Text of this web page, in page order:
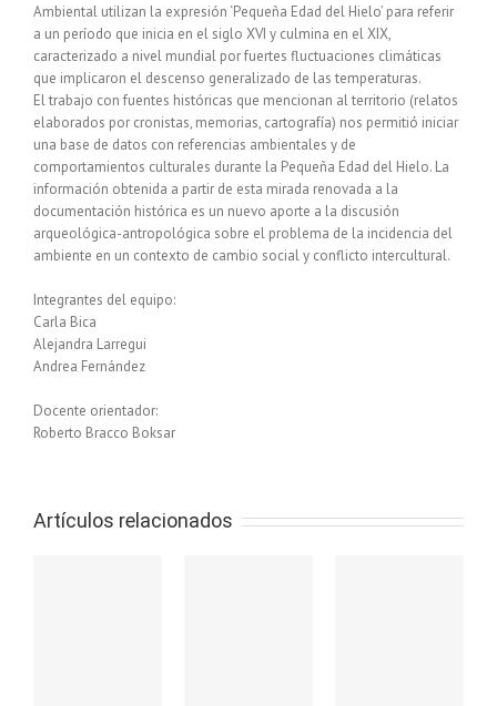
Ambiental utilizan la expresión ‘Pequeña Edad del Hielo’ para referir
a un período que inicia en el siglo XVI y culmina en el XIX,
caracterizado a nivel mundial por fuertes fluctuaciones climáticas
que implicaron el descenso generalizado de las temperaturas.
El trabajo con fuentes históricas que mencionan al territorio (relatos
elaborados por cronistas, memorias, cartografía) nos permitió iniciar
una base de datos con referencias ambientales y de
comportamientos culturales durante la Pequeña Edad del Hielo. La
información obtenida a partir de esta mirada renovada a la
documentación histórica es un nuevo aporte a la discusión
arqueológica-antropológica sobre el problema de la incidencia del
ambiente en un contexto de cambio social y conflicto intercultural.
Integrantes del equipo:
Carla Bica
Alejandra Larregui
Andrea Fernández
Docente orientador:
Roberto Bracco Boksar
Artículos relacionados